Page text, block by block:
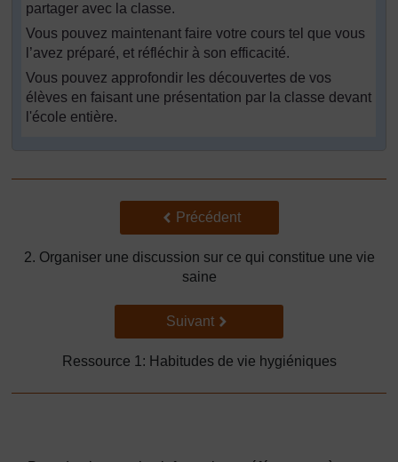
partager avec la classe.
Vous pouvez maintenant faire votre cours tel que vous
l’avez préparé, et réfléchir à son efficacité.
Vous pouvez approfondir les découvertes de vos
élèves en faisant une présentation par la classe devant
l'école entière.
Précédent
Précédent
2. Organiser une discussion sur ce qui constitue une vie
saine
Suivant
Suivant
Ressource 1: Habitudes de vie hygiéniques